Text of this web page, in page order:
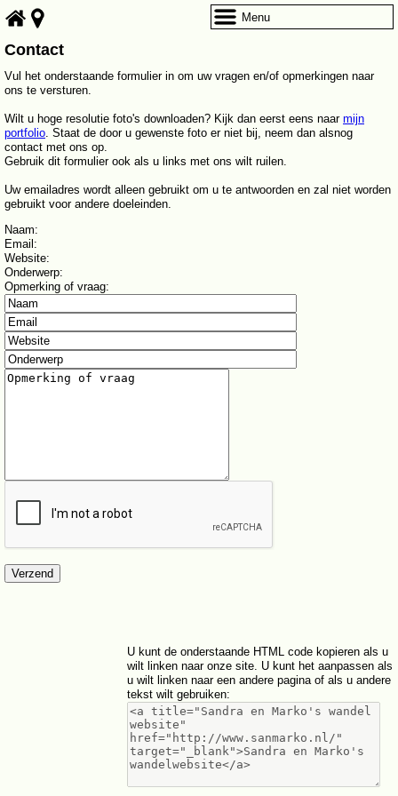
Contact
Vul het onderstaande formulier in om uw vragen en/of opmerkingen naar
ons te versturen.
Wilt u hoge resolutie foto's downloaden? Kijk dan eerst eens naar mijn
portfolio. Staat de door u gewenste foto er niet bij, neem dan alsnog
contact met ons op.
Gebruik dit formulier ook als u links met ons wilt ruilen.
Uw emailadres wordt alleen gebruikt om u te antwoorden en zal niet worden
gebruikt voor andere doeleinden.
Naam:
Email :
Website:
Onderwerp:
Opmerking of vraag:
U kunt de onderstaande HTML code kopieren als u
wilt linken naar onze site. U kunt het aanpassen als
u wilt linken naar een andere pagina of als u andere
tekst wilt gebruiken:
Menu